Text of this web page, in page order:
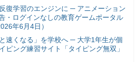
復学習のエンジンに ─ アニメーション
・ログインなしの教育ゲームポータル
年6月4日）
速くなる」を学校へ ─ 大学1年生が個
ピング練習サイト「タイピング無双」